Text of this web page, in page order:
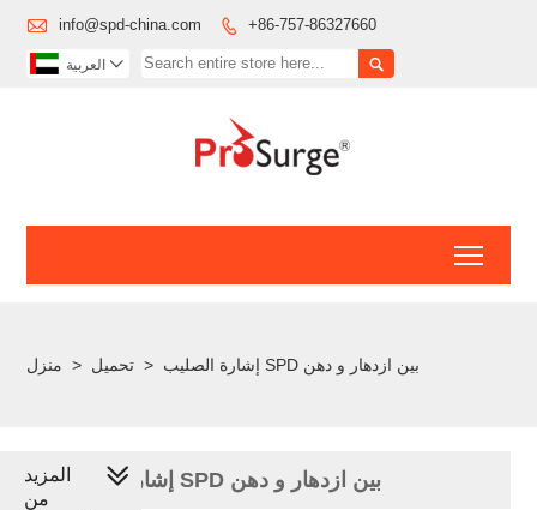
 info@spd-china.com  +86-757-86327660
 العربية 
منزل > تحميل > إشارة الصليب SPD بين ازدهار و دهن
إشارة الصليب SPD بين ازدهار و دهن
المزيد
من